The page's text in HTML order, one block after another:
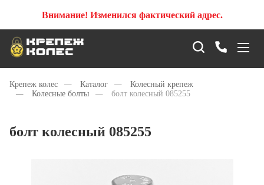
Внимание! Изменился фактический адрес.
Крепеж колес — Каталог —
Колесный крепеж
—
Колесные болты — болт колесный 085255
болт колесный 085255